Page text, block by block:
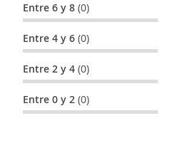
Entre 6 y 8(0)
Entre 4 y 6(0)
Entre 2 y 4(0)
Entre 0 y 2(0)